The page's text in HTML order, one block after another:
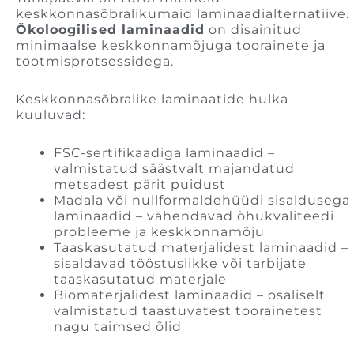
keskkonnasõbralikumaid laminaadialternatiive.
Ökoloogilised laminaadid on disainitud
minimaalse keskkonnamõjuga toorainete ja
tootmisprotsessidega.
Keskkonnasõbralike laminaatide hulka
kuuluvad:
FSC-sertifikaadiga laminaadid –
valmistatud säästvalt majandatud
metsadest pärit puidust
Madala või nullformaldehüüdi sisaldusega
laminaadid – vähendavad õhukvaliteedi
probleeme ja keskkonnamõju
Taaskasutatud materjalidest laminaadid –
sisaldavad tööstuslikke või tarbijate
taaskasutatud materjale
Biomaterjalidest laminaadid – osaliselt
valmistatud taastuvatest toorainetest
nagu taimsed õlid